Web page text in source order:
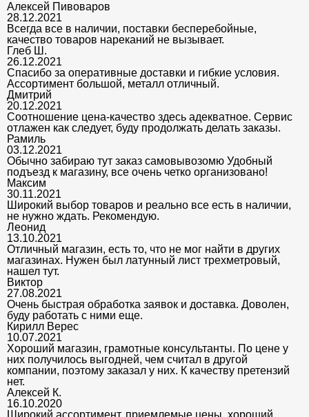
Алексей Пивоваров
28.12.2021
Всегда все в наличии, поставки бесперебойные,
качество товаров нареканий не вызывает.
Глеб Ш.
26.12.2021
Спасибо за оперативные доставки и гибкие условия.
Ассортимент большой, металл отличный.
Дмитрий
20.12.2021
Соотношение цена-качество здесь адекватное. Сервис
отлажен как следует, буду продолжать делать заказы.
Рамиль
03.12.2021
Обычно забираю тут заказ самовывозомю Удобный
подъезд к магазину, все очень четко организовано!
Максим
30.11.2021
Широкий выбор товаров и реально все есть в наличии,
не нужно ждать. Рекомендую.
Леонид
13.10.2021
Отличный магазин, есть то, что не мог найти в других
магазинах. Нужен был латунный лист трехметровый,
нашел тут.
Виктор
27.08.2021
Очень быстрая обработка заявок и доставка. Доволен,
буду работать с ними еще.
Кирилл Верес
10.07.2021
Хороший магазин, грамотные консультанты. По цене у
них получилось выгодней, чем считал в другой
компании, поэтому заказал у них. К качеству претензий
нет.
Алексей К.
16.10.2020
Широкий ассортимент, приемлемые цены, хороший